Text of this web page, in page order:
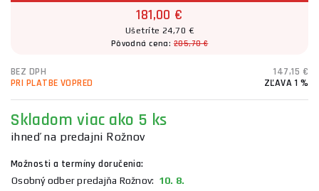
181,00 €
Ušetríte 24,70 €
Pôvodná cena:205,70 €
BEZ DPH
147,15 €
PRI PLATBE VOPRED
ZĽAVA 1 %
Skladom viac ako 5 ks
ihneď na predajni Rožnov
Možnosti a termíny doručenia:
Osobný odber predajňa Rožnov: 10. 8.